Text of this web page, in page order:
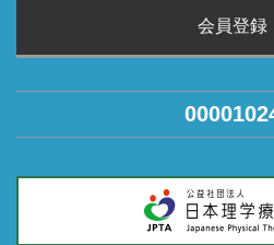
会員登録